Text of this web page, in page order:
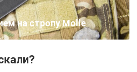
на стропу Molle